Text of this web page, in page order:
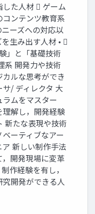
た人材  ゲーム
ンテンツ教育系
ーズへの対応以
生み出す人材 • 
」と「基礎技術
系 開発力や技術
ルな思考ができ
/ ディレクタ 大
ムをマスター
理解し，開発経験
新たな表現や技術
ーティブなアー
新しい制作手法
開発現場に変革
作経験を有し，
開発ができる人